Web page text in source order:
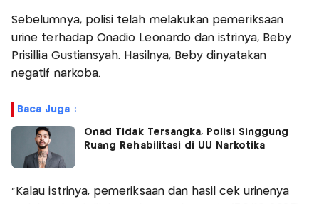
Onad, Beby Prisilia: Aku dan Anak-Anak
Kangen Kamu
Sebelumnya, polisi telah melakukan pemeriksaan
urine terhadap Onadio Leonardo dan istrinya, Beby
Prisillia Gustiansyah. Hasilnya, Beby dinyatakan
negatif narkoba.
Baca Juga :
Onad Tidak Tersangka, Polisi Singgung
Ruang Rehabilitasi di UU Narkotika
“Kalau istrinya, pemeriksaan dan hasil cek urinenya